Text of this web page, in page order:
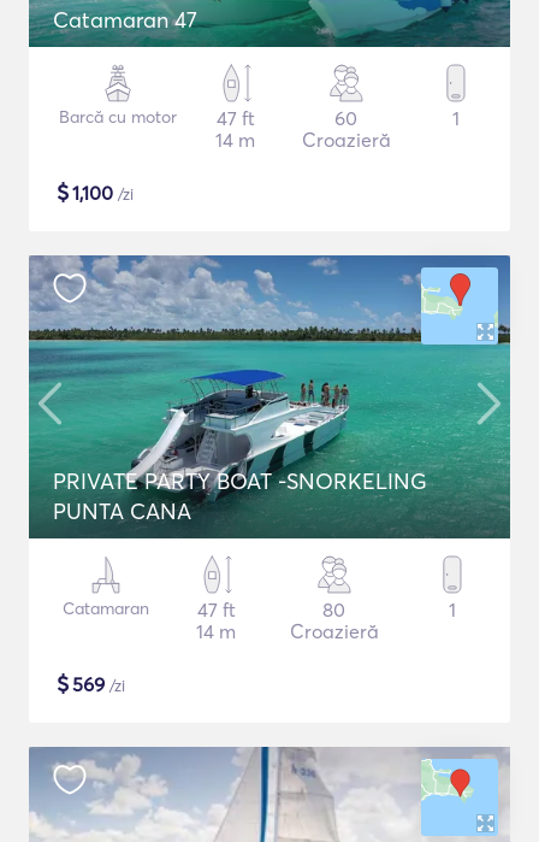
Catamaran 47
Barcă cu motor
47 ft
14 m
60
Croazieră
1
$1,100 /zi
PRIVATE PARTY BOAT -SNORKELING
PUNTA CANA
Catamaran
47 ft
14 m
80
Croazieră
1
$569 /zi